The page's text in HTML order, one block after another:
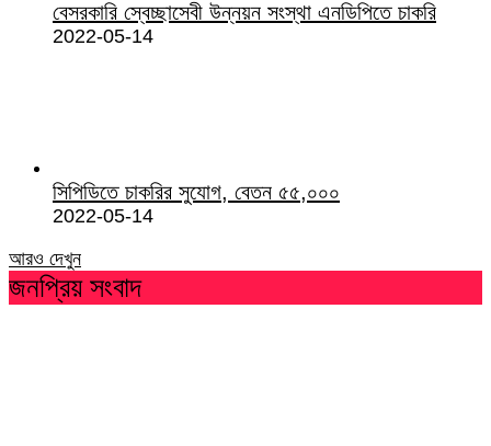
বেসরকারি স্বেচ্ছাসেবী উন্নয়ন সংস্থা এনডিপিতে চাকরি
2022-05-14
সিপিডিতে চাকরির সুযোগ, বেতন ৫৫,০০০
2022-05-14
আরও দেখুন
জনপ্রিয় সংবাদ